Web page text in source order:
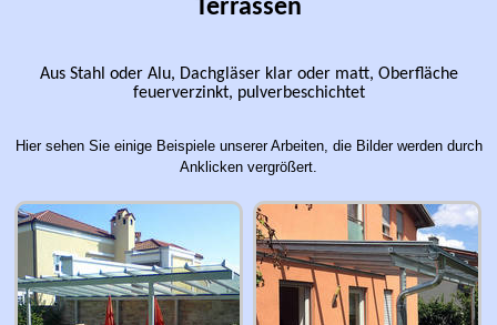
Terrassen
Aus Stahl oder Alu, Dachgläser klar oder matt, Oberfläche
feuerverzinkt, pulverbeschichtet
Hier sehen Sie einige Beispiele unserer Arbeiten, die Bilder werden durch
Anklicken vergrößert.